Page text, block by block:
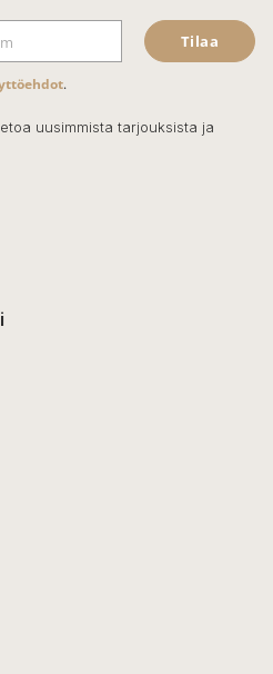
Tilaa
.
uusimmista tarjouksista ja